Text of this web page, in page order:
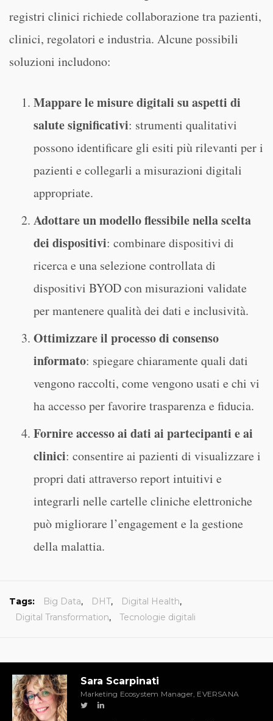
registri clinici richiede collaborazione tra pazienti,
clinici, regolatori e industria. Alcune possibili
soluzioni includono:
Mappare le misure digitali su aspetti di
salute significativi: strumenti qualitativi
possono identificare gli esiti più rilevanti per i
pazienti e collegarli a misurazioni digitali
appropriate.
Adottare un modello flessibile nella scelta
dei dispositivi: combinare dispositivi di
ricerca e una selezione controllata di
dispositivi BYOD con misurazioni validate
per mantenere qualità dei dati e inclusività.
Ottimizzare il processo di consenso
informato: spiegare chiaramente quali dati
vengono raccolti, come vengono usati e chi vi
ha accesso per favorire trasparenza e fiducia.
Fornire accesso ai dati ai partecipanti e ai
clinici: consentire ai pazienti di visualizzare i
propri dati attraverso report intuitivi e
integrarli nelle cartelle cliniche elettroniche
può migliorare l’engagement e la gestione
della malattia.
Tags: Big Data, DHT, Digital Health,
Digital Transformation, Tecnologie digitali
Sara Scarpinati
Marketing Ecosystem Manager, EVERSANA